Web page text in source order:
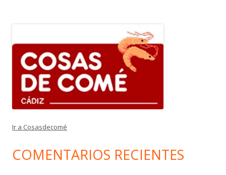
Ir a Cosasdecomé
COMENTARIOS RECIENTES